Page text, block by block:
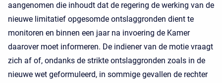
aangenomen die inhoudt dat de regering de werking van de
nieuwe limitatief opgesomde ontslaggronden dient te
monitoren en binnen een jaar na invoering de Kamer
daarover moet informeren. De indiener van de motie vraagt
zich af of, ondanks de strikte ontslaggronden zoals in de
nieuwe wet geformuleerd, in sommige gevallen de rechter